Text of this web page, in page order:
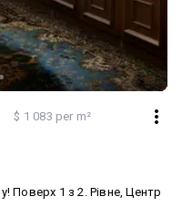
$ 1 083 per m²
з 2. Рівне, Центр